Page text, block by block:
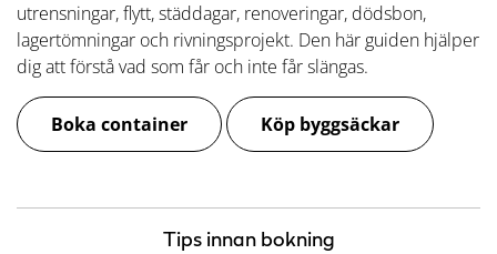
utrensningar, flytt, städdagar, renoveringar, dödsbon,
lagertömningar och rivningsprojekt. Den här guiden hjälper
dig att förstå vad som får och inte får slängas.
Boka container Köp byggsäckar
Tips innan bokning